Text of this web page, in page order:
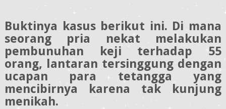
Buktinya kasus berikut ini. Di mana
seorang pria nekat melakukan
pembunuhan keji terhadap 55
orang, lantaran tersinggung dengan
ucapan para tetangga yang
mencibirnya karena tak kunjung
menikah.